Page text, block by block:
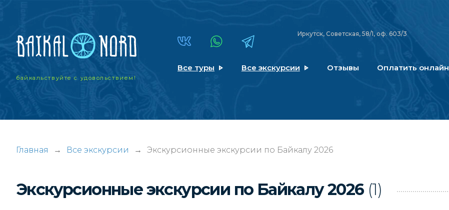
байкальствуйтес удовольствием!
Иркутск, Советская, 58/1, оф. 603/3
Все туры Все экскурсии Отзывы Оплатить онлайн
Главная → Все экскурсии → Экскурсионные экскурсии по Байкалу 2026
Экскурсионные экскурсии по Байкалу 2026 (1)